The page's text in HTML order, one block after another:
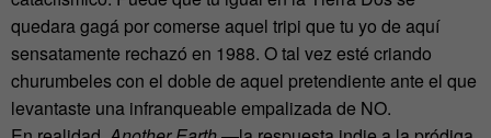
quedara gagá por comerse aquel tripi que tu yo de aquí
sensatamente rechazó en 1988. O tal vez esté criando
churumbeles con el doble de aquel pretendiente ante el que
levantaste una infranqueable empalizada de NO.